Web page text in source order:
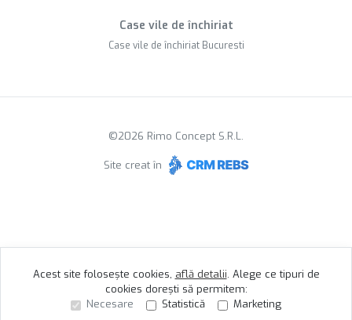
Case vile de închiriat
Case vile de închiriat Bucuresti
©2026 Rimo Concept S.R.L.
Site creat în
Acest site folosește cookies, află detalii. Alege ce tipuri de
cookies dorești să permitem:
Necesare
Statistică Marketing